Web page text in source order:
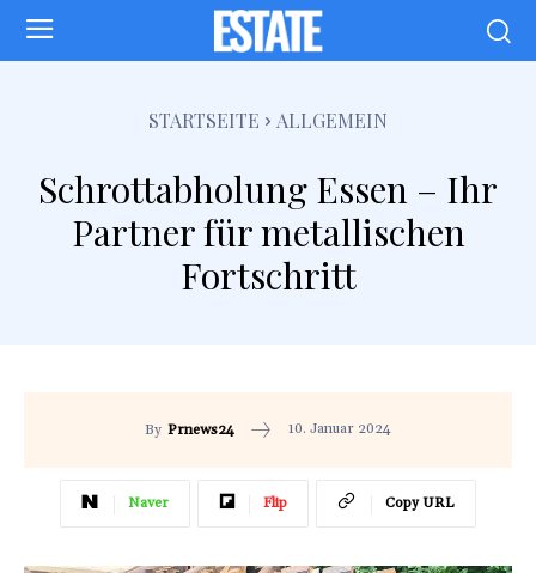
STARTSEITE ALLGEMEIN
Schrottabholung Essen – Ihr
Partner für metallischen
Fortschritt
By Prnews24 10. Januar 2024
Naver Flip Copy URL